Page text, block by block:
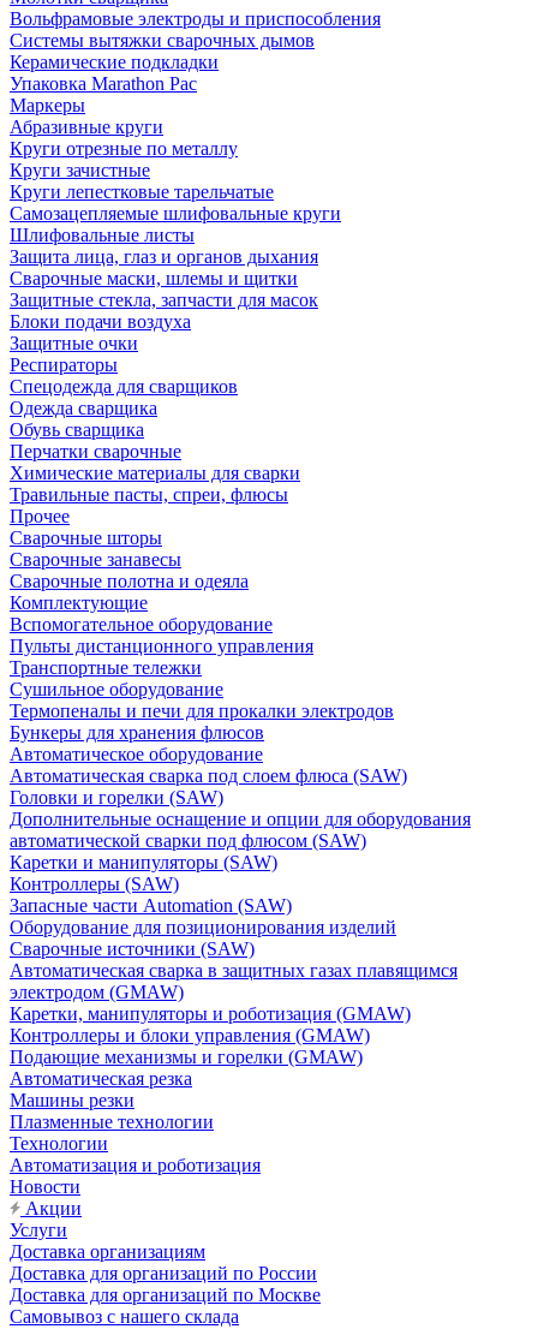
Вольфрамовые электроды и приспособления
Системы вытяжки сварочных дымов
Керамические подкладки
Упаковка Marathon Pac
Маркеры
Абразивные круги
Круги отрезные по металлу
Круги зачистные
Круги лепестковые тарельчатые
Самозацепляемые шлифовальные круги
Шлифовальные листы
Защита лица, глаз и органов дыхания
Сварочные маски, шлемы и щитки
Защитные стекла, запчасти для масок
Блоки подачи воздуха
Защитные очки
Респираторы
Спецодежда для сварщиков
Одежда сварщика
Обувь сварщика
Перчатки сварочные
Химические материалы для сварки
Травильные пасты, спреи, флюсы
Прочее
Сварочные шторы
Сварочные занавесы
Сварочные полотна и одеяла
Комплектующие
Вспомогательное оборудование
Пульты дистанционного управления
Транспортные тележки
Сушильное оборудование
Термопеналы и печи для прокалки электродов
Бункеры для хранения флюсов
Автоматическое оборудование
Автоматическая сварка под слоем флюса (SAW)
Головки и горелки (SAW)
Дополнительные оснащение и опции для оборудования
автоматической сварки под флюсом (SAW)
Каретки и манипуляторы (SAW)
Контроллеры (SAW)
Запасные части Automation (SAW)
Оборудование для позиционирования изделий
Сварочные источники (SAW)
Автоматическая сварка в защитных газах плавящимся
электродом (GMAW)
Каретки, манипуляторы и роботизация (GMAW)
Контроллеры и блоки управления (GMAW)
Подающие механизмы и горелки (GMAW)
Автоматическая резка
Машины резки
Плазменные технологии
Технологии
Автоматизация и роботизация
Новости
Акции
Услуги
Доставка организациям
Доставка для организаций по России
Доставка для организаций по Москве
Самовывоз с нашего склада